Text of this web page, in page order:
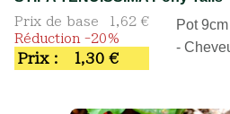
Prix de base
1,62 €
Réduction -20%
Prix : 1,30 €
Pot
-